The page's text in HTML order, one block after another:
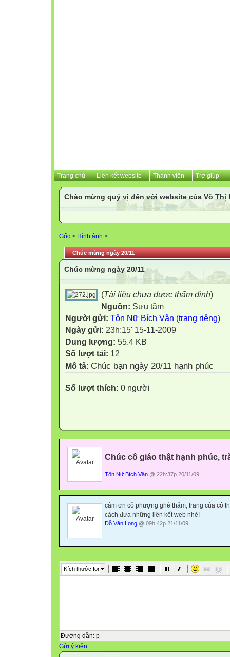
Trang chủ Liên kết website Thành viên Trợ giúp
Chào mừng quý vị đến với website của Võ Thị
Gốc > Hình ảnh >
Chúc mừng ngày 20/11
Chúc mừng ngày 20/11
(Tài liệu chưa được thẩm định)
Nguồn: Sưu tầm
Người gửi: Tôn Nữ Bích Vân (trang riêng)
Ngày gửi: 23h:15' 15-11-2009
Dung lượng: 55.4 KB
Số lượt tải: 12
Mô tả: Chúc bạn ngày 20/11 hạnh phúc
Số lượt thích: 0 người
Chúc cô giáo thật hạnh phúc,
Tôn Nữ Bích Vân @ 22h:37p 20/11/09
cảm ơn cô phượng ghé thăm, trang của cô
cách đưa những liên kết web nhé!
Đỗ Văn Long @ 09h:42p 21/11/09
Kích thước font
Đường dẫn: p
Gửi ý kiến